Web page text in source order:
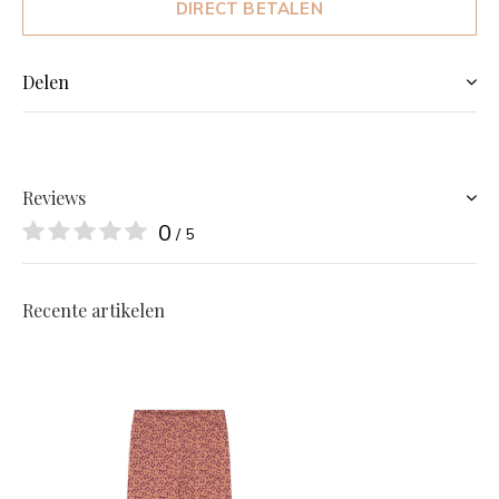
DIRECT BETALEN
Delen
Reviews
0 / 5
Recente artikelen